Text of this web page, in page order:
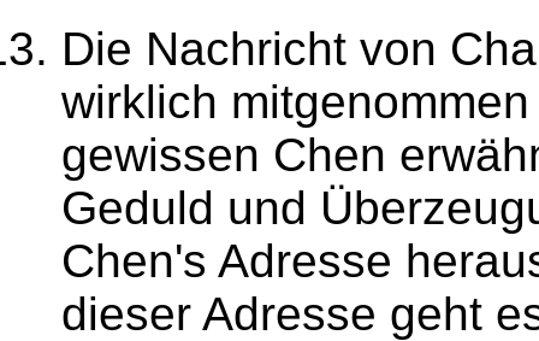
Die Nachricht von
wirklich
gewissen Chen
Geduld und
Chen's Adresse
dieser Adresse geht